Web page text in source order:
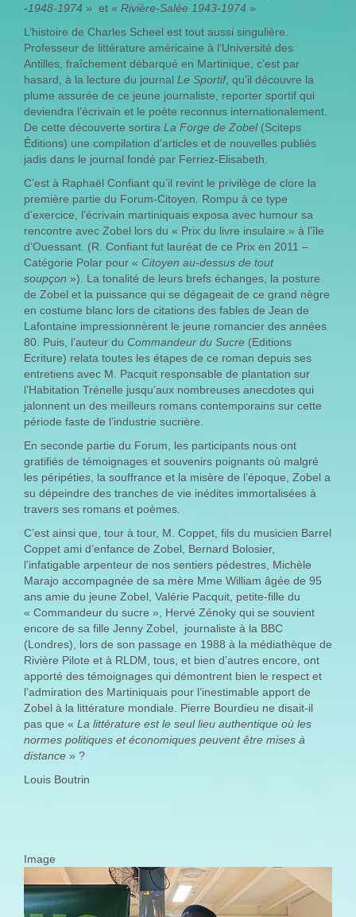
-1948-1974 » et « Rivière-Salée 1943-1974 »
L’histoire de Charles Scheel est tout aussi singulière.
Professeur de littérature américaine à l’Université des
Antilles, fraîchement débarqué en Martinique, c’est par
hasard, à la lecture du journal Le Sportif, qu’il découvre la
plume assurée de ce jeune journaliste, reporter sportif qui
deviendra l’écrivain et le poète reconnus internationalement.
De cette découverte sortira La Forge de Zobel(Sciteps
Éditions) une compilation d’articles et de nouvelles publiés
jadis dans le journal fondé par Ferriez-Elisabeth.
C’est à Raphaël Confiant qu’il revint le privilège de clore la
première partie du Forum-Citoyen. Rompu à ce type
d’exercice, l’écrivain martiniquais exposa avec humour sa
rencontre avec Zobel lors du « Prix du livre insulaire » à l’île
d’Ouessant. (R. Confiant fut lauréat de ce Prix en 2011 –
Catégorie Polar pour « Citoyen au-dessus de tout
soupçon »). La tonalité de leurs brefs échanges, la posture
de Zobel et la puissance qui se dégageait de ce grand nègre
en costume blanc lors de citations des fables de Jean de
Lafontaine impressionnèrent le jeune romancier des années
80. Puis, l’auteur du Commandeur du Sucre (Editions
Ecriture) relata toutes les étapes de ce roman depuis ses
entretiens avec M. Pacquit responsable de plantation sur
l’Habitation Trénelle jusqu’aux nombreuses anecdotes qui
jalonnent un des meilleurs romans contemporains sur cette
période faste de l’industrie sucrière.
En seconde partie du Forum, les participants nous ont
gratifiés de témoignages et souvenirs poignants où malgré
les péripéties, la souffrance et la misère de l’époque, Zobel a
su dépeindre des tranches de vie inédites immortalisées à
travers ses romans et poèmes.
C’est ainsi que, tour à tour, M. Coppet, fils du musicien Barrel
Coppet ami d’enfance de Zobel, Bernard Bolosier,
l’infatigable arpenteur de nos sentiers pédestres, Michèle
Marajo accompagnée de sa mère Mme William âgée de 95
ans amie du jeune Zobel, Valérie Pacquit, petite-fille du
« Commandeur du sucre », Hervé Zénoky qui se souvient
encore de sa fille Jenny Zobel, journaliste à la BBC
(Londres), lors de son passage en 1988 à la médiathèque de
Rivière Pilote et à RLDM, tous, et bien d’autres encore, ont
apporté des témoignages qui démontrent bien le respect et
l’admiration des Martiniquais pour l’inestimable apport de
Zobel à la littérature mondiale. Pierre Bourdieu ne disait-il
pas que « La littérature est le seul lieu authentique où les
normes politiques et économiques peuvent être mises à
distance » ?
Louis Boutrin
Image